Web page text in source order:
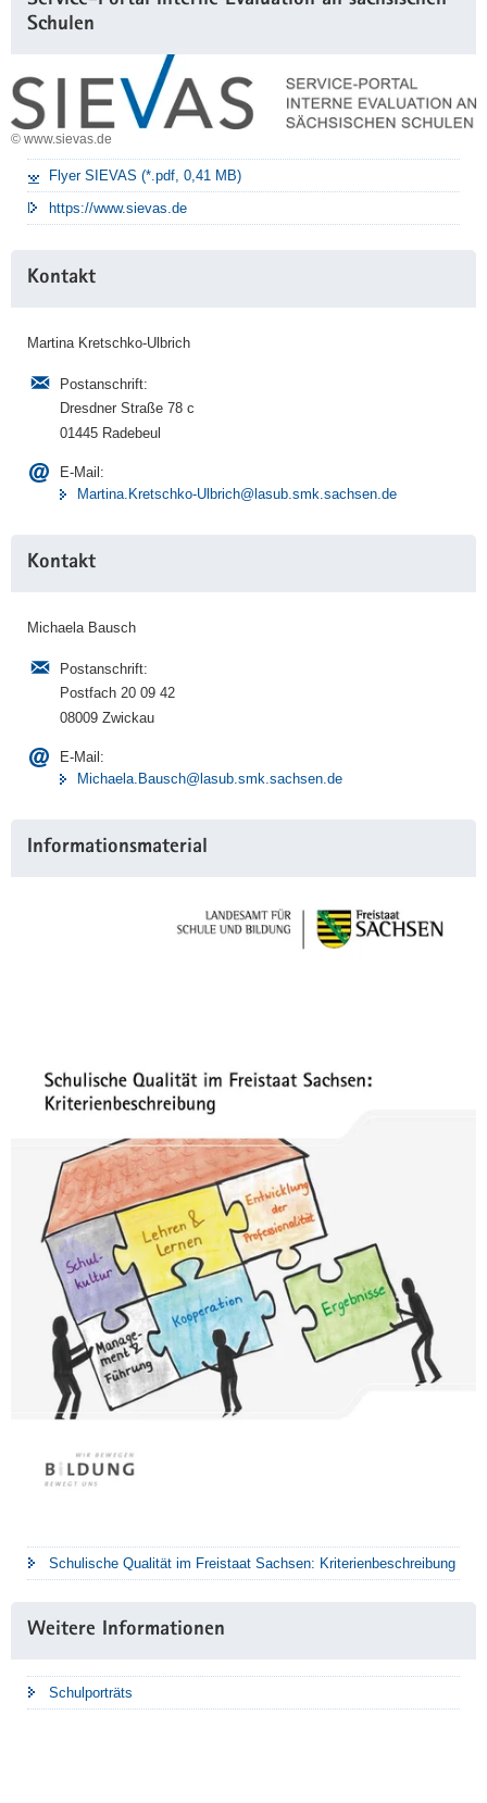
Schulen
© www.sievas.de
Flyer SIEVAS (*.pdf, 0,41 MB)
https://www.sievas.de
Kontakt
Martina Kretschko-Ulbrich
Postanschrift:
Dresdner Straße 78 c
01445 Radebeul
E-Mail:
Martina.Kretschko-Ulbrich@lasub.smk.sachsen.de
Kontakt
Michaela Bausch
Postanschrift:
Postfach 20 09 42
08009 Zwickau
E-Mail:
Michaela.Bausch@lasub.smk.sachsen.de
Informationsmaterial
Schulische Qualität im Freistaat Sachsen: Kriterienbeschreibung
Weitere Informationen
Schulporträts